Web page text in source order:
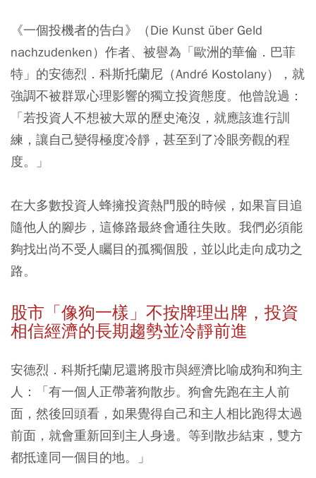
《一個投機者的告白》（Die Kunst über Geld
nachzudenken）作者、被譽為「歐洲的華倫．巴菲
特」的安德烈．科斯托蘭尼（André Kostolany），就
強調不被群眾心理影響的獨立投資態度。他曾說過：
「若投資人不想被大眾的歷史淹沒，就應該進行訓
練，讓自己變得極度冷靜，甚至到了冷眼旁觀的程
度。」
在大多數投資人蜂擁投資熱門股的時候，如果盲目追
隨他人的腳步，這條路最終會通往失敗。我們必須能
夠找出尚不受人矚目的孤獨個股，並以此走向成功之
路。
股市「像狗一樣」不按牌理出牌，投資
相信經濟的長期趨勢並冷靜前進
安德烈．科斯托蘭尼還將股市與經濟比喻成狗和狗主
人：「有一個人正帶著狗散步。狗會先跑在主人前
面，然後回頭看，如果覺得自己和主人相比跑得太過
前面，就會重新回到主人身邊。等到散步結束，雙方
都抵達同一個目的地。」